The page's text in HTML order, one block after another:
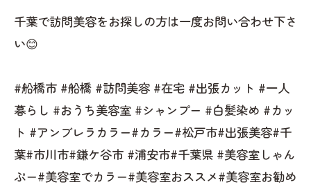
千葉で訪問美容をお探しの方は一度お問い合わせ下さ
い😊
#船橋市 #船橋 #訪問美容 #在宅 #出張カット #一人
暮らし #おうち美容室 #シャンプー #白髪染め #カッ
ト #アンブレラカラー#カラー#松戸市#出張美容#千
葉#市川市#鎌ケ谷市 #浦安市#千葉県 #美容室しゃん
ぷー#美容室でカラー#美容室おススメ#美容室お勧め